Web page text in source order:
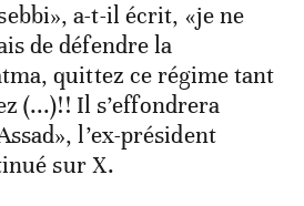
a-t-il écrit, «je ne
de défendre la
quittez ce régime tant
(...)!! Il s’effondrera
l’ex-président
sur X.